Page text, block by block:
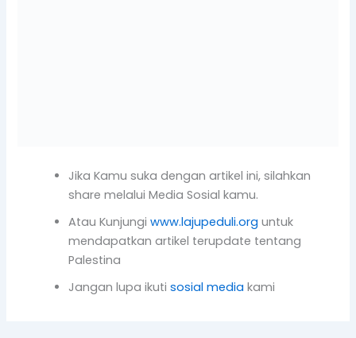
PREVIOUS
Tinggalkan Komentar
Alamat email Anda tidak akan dipublikasikan.